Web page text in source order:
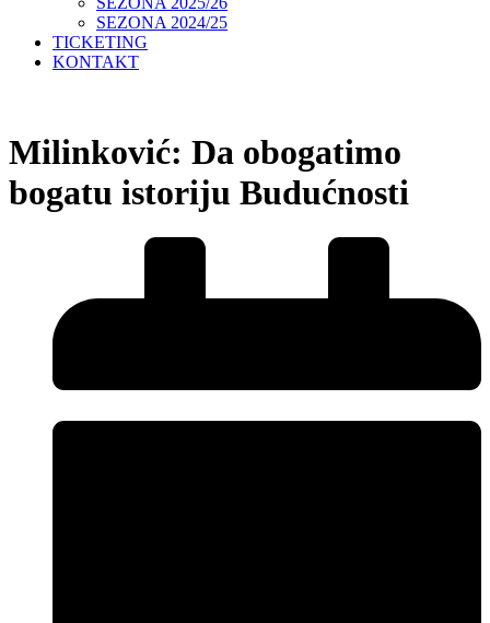
SEZONA 2024/25
TICKETING
KONTAKT
Milinković: Da obogatimo
bogatu istoriju Budućnosti